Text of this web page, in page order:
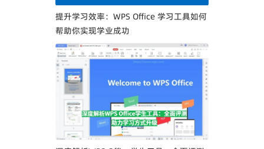
提升学习效率：WPS Office 学习工具如何
帮助你实现学业成功